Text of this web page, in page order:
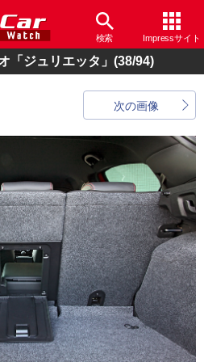
検索 Impressサイト
「ジュリエッタ」 (38/94)
次の画像